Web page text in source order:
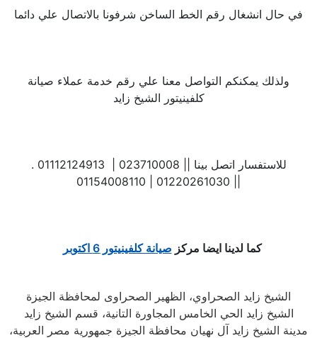
في حال انشغال رقم الخط الساخن شرفونا بالاتصال علي دائما
ولذلك يمكنكم التواصل معنا علي رقم خدمة عملاء صيانة
كلفينيتور الشيخ زايد
. للاستفسار اتصل بينا || 023710008 | 01112124913
كما لدينا ايضا مركز صيانة كلفينيتور 6 اكتوبر
الشيخ زايد الصحراوي، الظهير الصحراوى لمحافظة الجيزة
الشيخ زايد الحي الخامس المجاورة التانية، قسم الشيخ زايد
مدينة الشيخ زايد آل نهيان محافظة الجيزة جمهورية مصر العربية،